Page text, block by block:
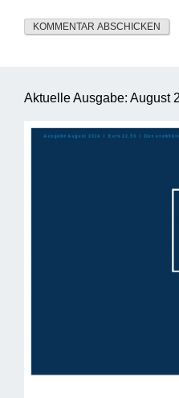
Aktuelle Ausgabe: August